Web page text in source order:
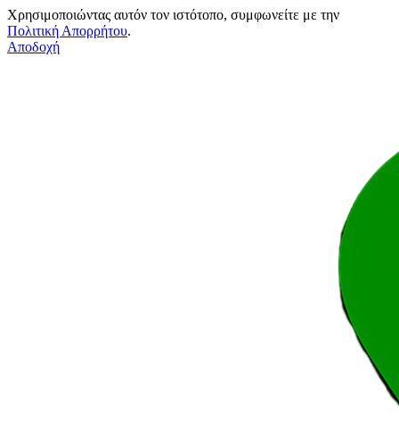
Χρησιμοποιώντας αυτόν τον ιστότοπο, συμφωνείτε με την
Πολιτική Απορρήτου.
Αποδοχή